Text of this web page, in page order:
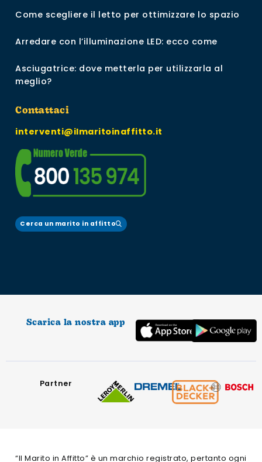
Come scegliere il letto per ottimizzare lo spazio
Arredare con l’illuminazione LED: ecco come
Asciugatrice: dove metterla per utilizzarla al
meglio?
Contattaci
interventi@ilmaritoinaffitto.it
Cerca un marito in affitto
Scarica la nostra app
Partner
“Il Marito in Affitto” è un marchio registrato, pertanto ogni